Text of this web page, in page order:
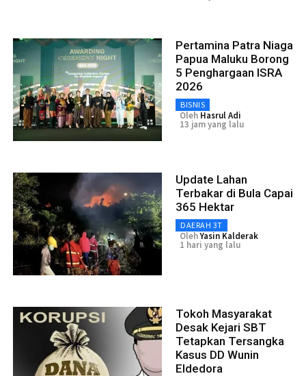
Pertamina Patra Niaga
Papua Maluku Borong
5 Penghargaan ISRA
2026
BISNIS
Oleh Hasrul Adi
13 jam yang lalu
Update Lahan
Terbakar di Bula Capai
365 Hektar
DAERAH 3T
OlehYasin Kalderak
1 hari yang lalu
Tokoh Masyarakat
Desak Kejari SBT
Tetapkan Tersangka
Kasus DD Wunin
Eldedora